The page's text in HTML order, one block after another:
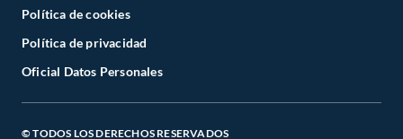
Política de cookies
Política de privacidad
Oficial Datos Personales
© TODOS LOS DERECHOS RESERVADOS